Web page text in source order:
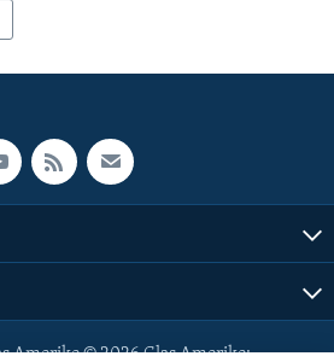
Amerike © 2026 Glas Amerike: